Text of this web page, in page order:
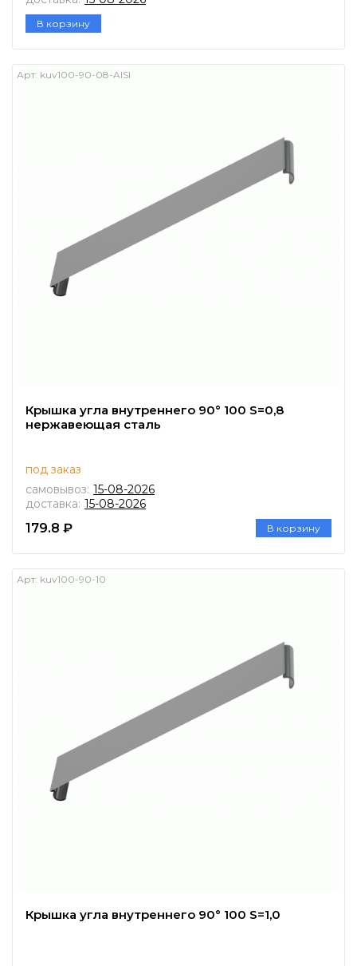
В корзину
Крышка угла внутреннего 90° 100 S=0,8
нержавеющая сталь
Арт: kuv100-90-08-AISI
под заказ
самовывоз: 15-08-2026
доставка: 15-08-2026
179.8 ₽ В корзину
Крышка угла внутреннего 90° 100 S=1,0
Арт: kuv100-90-10